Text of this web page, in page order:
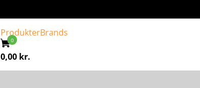
ProdukterBrands
0,00 kr.